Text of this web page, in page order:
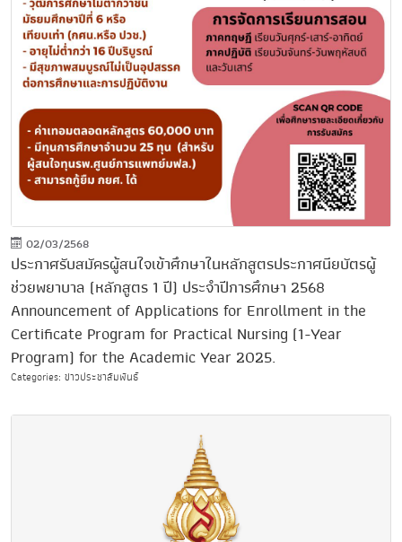
02/03/2568
ประกาศรับสมัครผู้สนใจเข้าศึกษาในหลักสูตรประกาศนียบัตรผู้
ช่วยพยาบาล (หลักสูตร 1 ปี) ประจำปีการศึกษา 2568
Announcement of Applications for Enrollment in the
Certificate Program for Practical Nursing (1-Year
Program) for the Academic Year 2025.
Categories: ข่าวประชาสัมพันธ์